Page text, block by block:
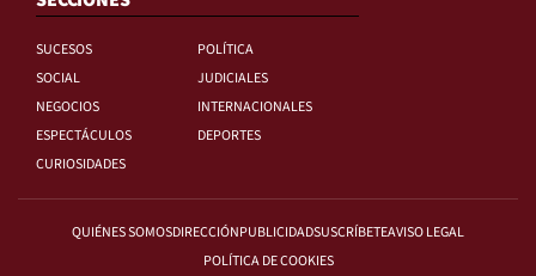
SUCESOS
POLÍTICA
SOCIAL
JUDICIALES
NEGOCIOS
INTERNACIONALES
ESPECTÁCULOS
DEPORTES
CURIOSIDADES
QUIÉNES SOMOSDIRECCIÓNPUBLICIDADSUSCRÍBETEAVISO LEGAL
POLÍTICA DE COOKIES